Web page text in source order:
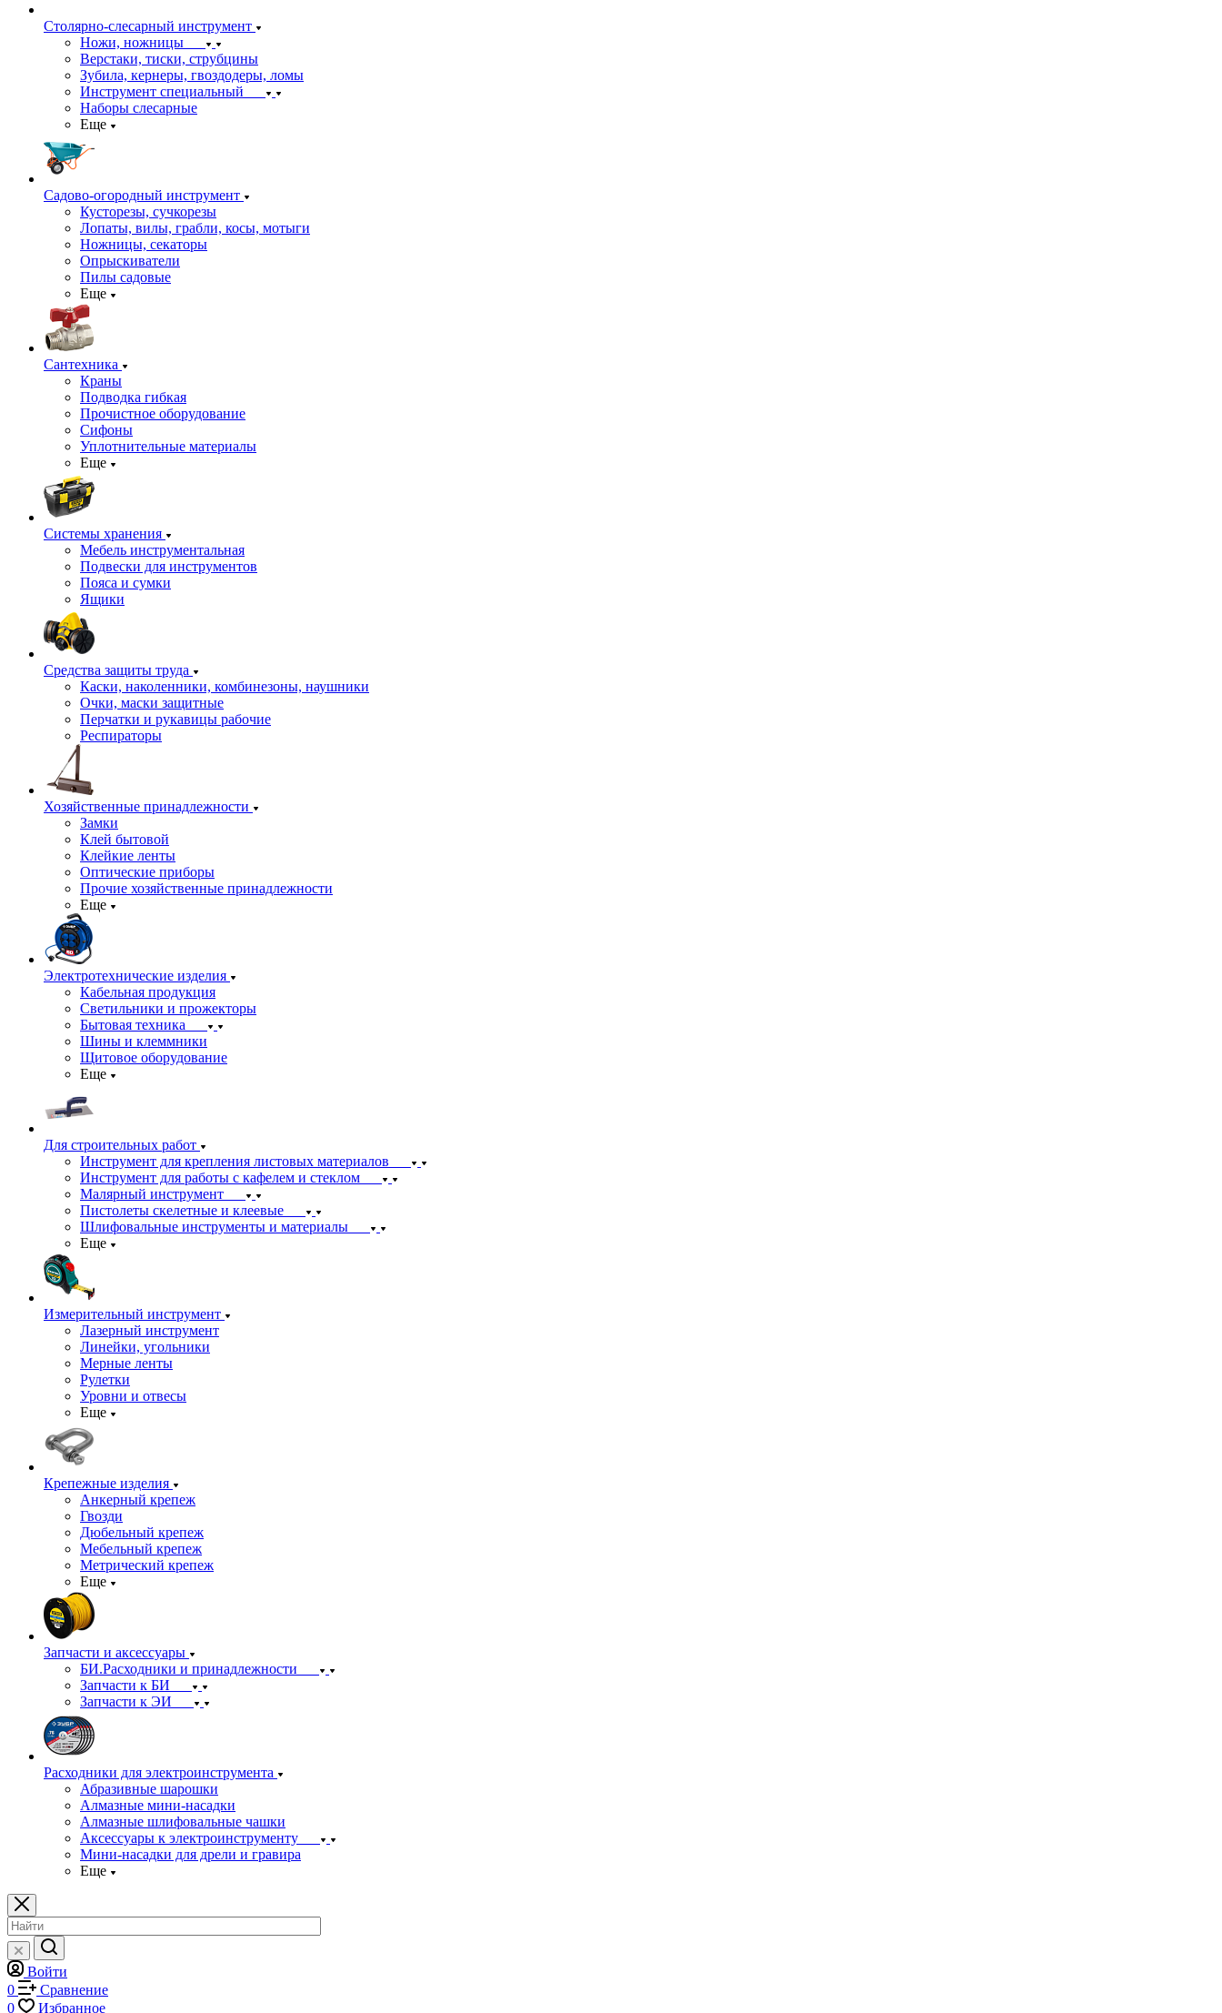
Столярно-слесарный инструмент
Ножи, ножницы
Верстаки, тиски, струбцины
Зубила, кернеры, гвоздодеры, ломы
Инструмент специальный
Наборы слесарные
Еще
Садово-огородный инструмент
Кусторезы, сучкорезы
Лопаты, вилы, грабли, косы, мотыги
Ножницы, секаторы
Опрыскиватели
Пилы садовые
Еще
Сантехника
Краны
Подводка гибкая
Прочистное оборудование
Сифоны
Уплотнительные материалы
Еще
Системы хранения
Мебель инструментальная
Подвески для инструментов
Пояса и сумки
Ящики
Средства защиты труда
Каски, наколенники, комбинезоны, наушники
Очки, маски защитные
Перчатки и рукавицы рабочие
Респираторы
Хозяйственные принадлежности
Замки
Клей бытовой
Клейкие ленты
Оптические приборы
Прочие хозяйственные принадлежности
Еще
Электротехнические изделия
Кабельная продукция
Светильники и прожекторы
Бытовая техника
Шины и клеммники
Щитовое оборудование
Еще
Для строительных работ
Инструмент для крепления листовых материалов
Инструмент для работы с кафелем и стеклом
Малярный инструмент
Пистолеты скелетные и клеевые
Шлифовальные инструменты и материалы
Еще
Измерительный инструмент
Лазерный инструмент
Линейки, угольники
Мерные ленты
Рулетки
Уровни и отвесы
Еще
Крепежные изделия
Анкерный крепеж
Гвозди
Дюбельный крепеж
Мебельный крепеж
Метрический крепеж
Еще
Запчасти и аксессуары
БИ.Расходники и принадлежности
Запчасти к БИ
Запчасти к ЭИ
Расходники для электроинструмента
Абразивные шарошки
Алмазные мини-насадки
Алмазные шлифовальные чашки
Аксессуары к электроинструменту
Мини-насадки для дрели и гравира
Еще
Войти
0
Сравнение
0
Избранное